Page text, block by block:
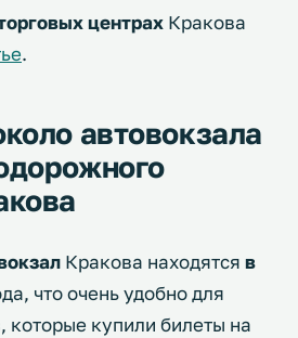
центрах Кракова
.
автовокзала
Кракова находятся в
что очень удобно для
которые купили билеты на